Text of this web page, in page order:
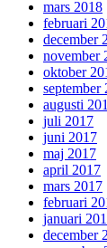
mars 2018
februari
december
november
oktober
september
augusti
juli 2017
juni 2017
maj 2017
april 2017
mars 2017
februari
januari
december